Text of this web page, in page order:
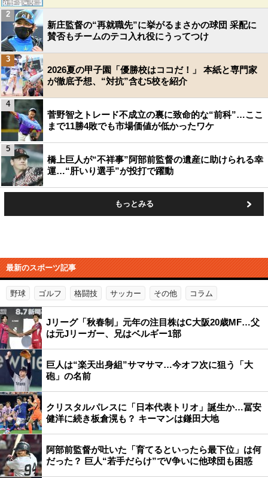
新庄監督の“再就職先”に挙がるまさかの球団 采配に
賛否もチームのテコ入れ役にうってつけ
2
2026夏の甲子園「優勝校はココだ！」 本紙と専門家
が徹底予想、“対抗”含む5校を紹介
3
菅野智之トレード不成立の裏に致命的な“前科”…ここ
まで11勝4敗でも市場価値が低かったワケ
4
橋上巨人が“不祥事”阿部前監督の遺産に助けられる幸
運…“肝いり選手”が投打で躍動
5
もっとみる
最新のスポーツ記事
野球 ゴルフ 格闘技 サッカー その他 コラム
Jリーグ「秋春制」元年の注目株はC大阪20歳MF…父
は元Jリーガー、兄はベルギー1部
巨人は“楽天出身組”サマサマ…今オフ次に狙う「大
砲」の名前
クリスタルパレスに「日本代表トリオ」誕生か…冨安
健洋に続き板倉滉も？ キーマンは鎌田大地
阿部前監督が吐いた「育てるといったら最下位」は何
だった？ 巨人“若手だらけ”でV争いに他球団も困惑